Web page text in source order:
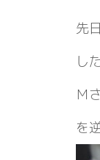
先
した
Ｍ
を